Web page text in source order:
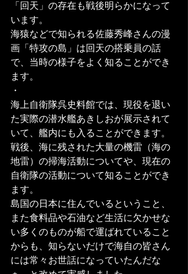
「回天」の存在も戦後明らかになって
います。
海猿などで知られる佐藤秀峰さんの漫
画「特攻の島」は回天の搭乗員の話
で、当時の様子をよく知ることができ
ます。
・
海上自衛隊呉史料館では、現役を退い
た実際の潜水艦あきしおが展示されて
いて、艦内にも入ることができます。
戦後、海に残された大量の機雷（海の
地雷）の掃海活動についてや、現在の
自衛隊の活動について知ることができ
ます。
島国の日本に住んでいるということ、
また食料品や石油など生活に欠かせな
い多くのものが船で運ばれていること
からも、知らないだけで海自の皆さん
には常々お世話になっていたんだな